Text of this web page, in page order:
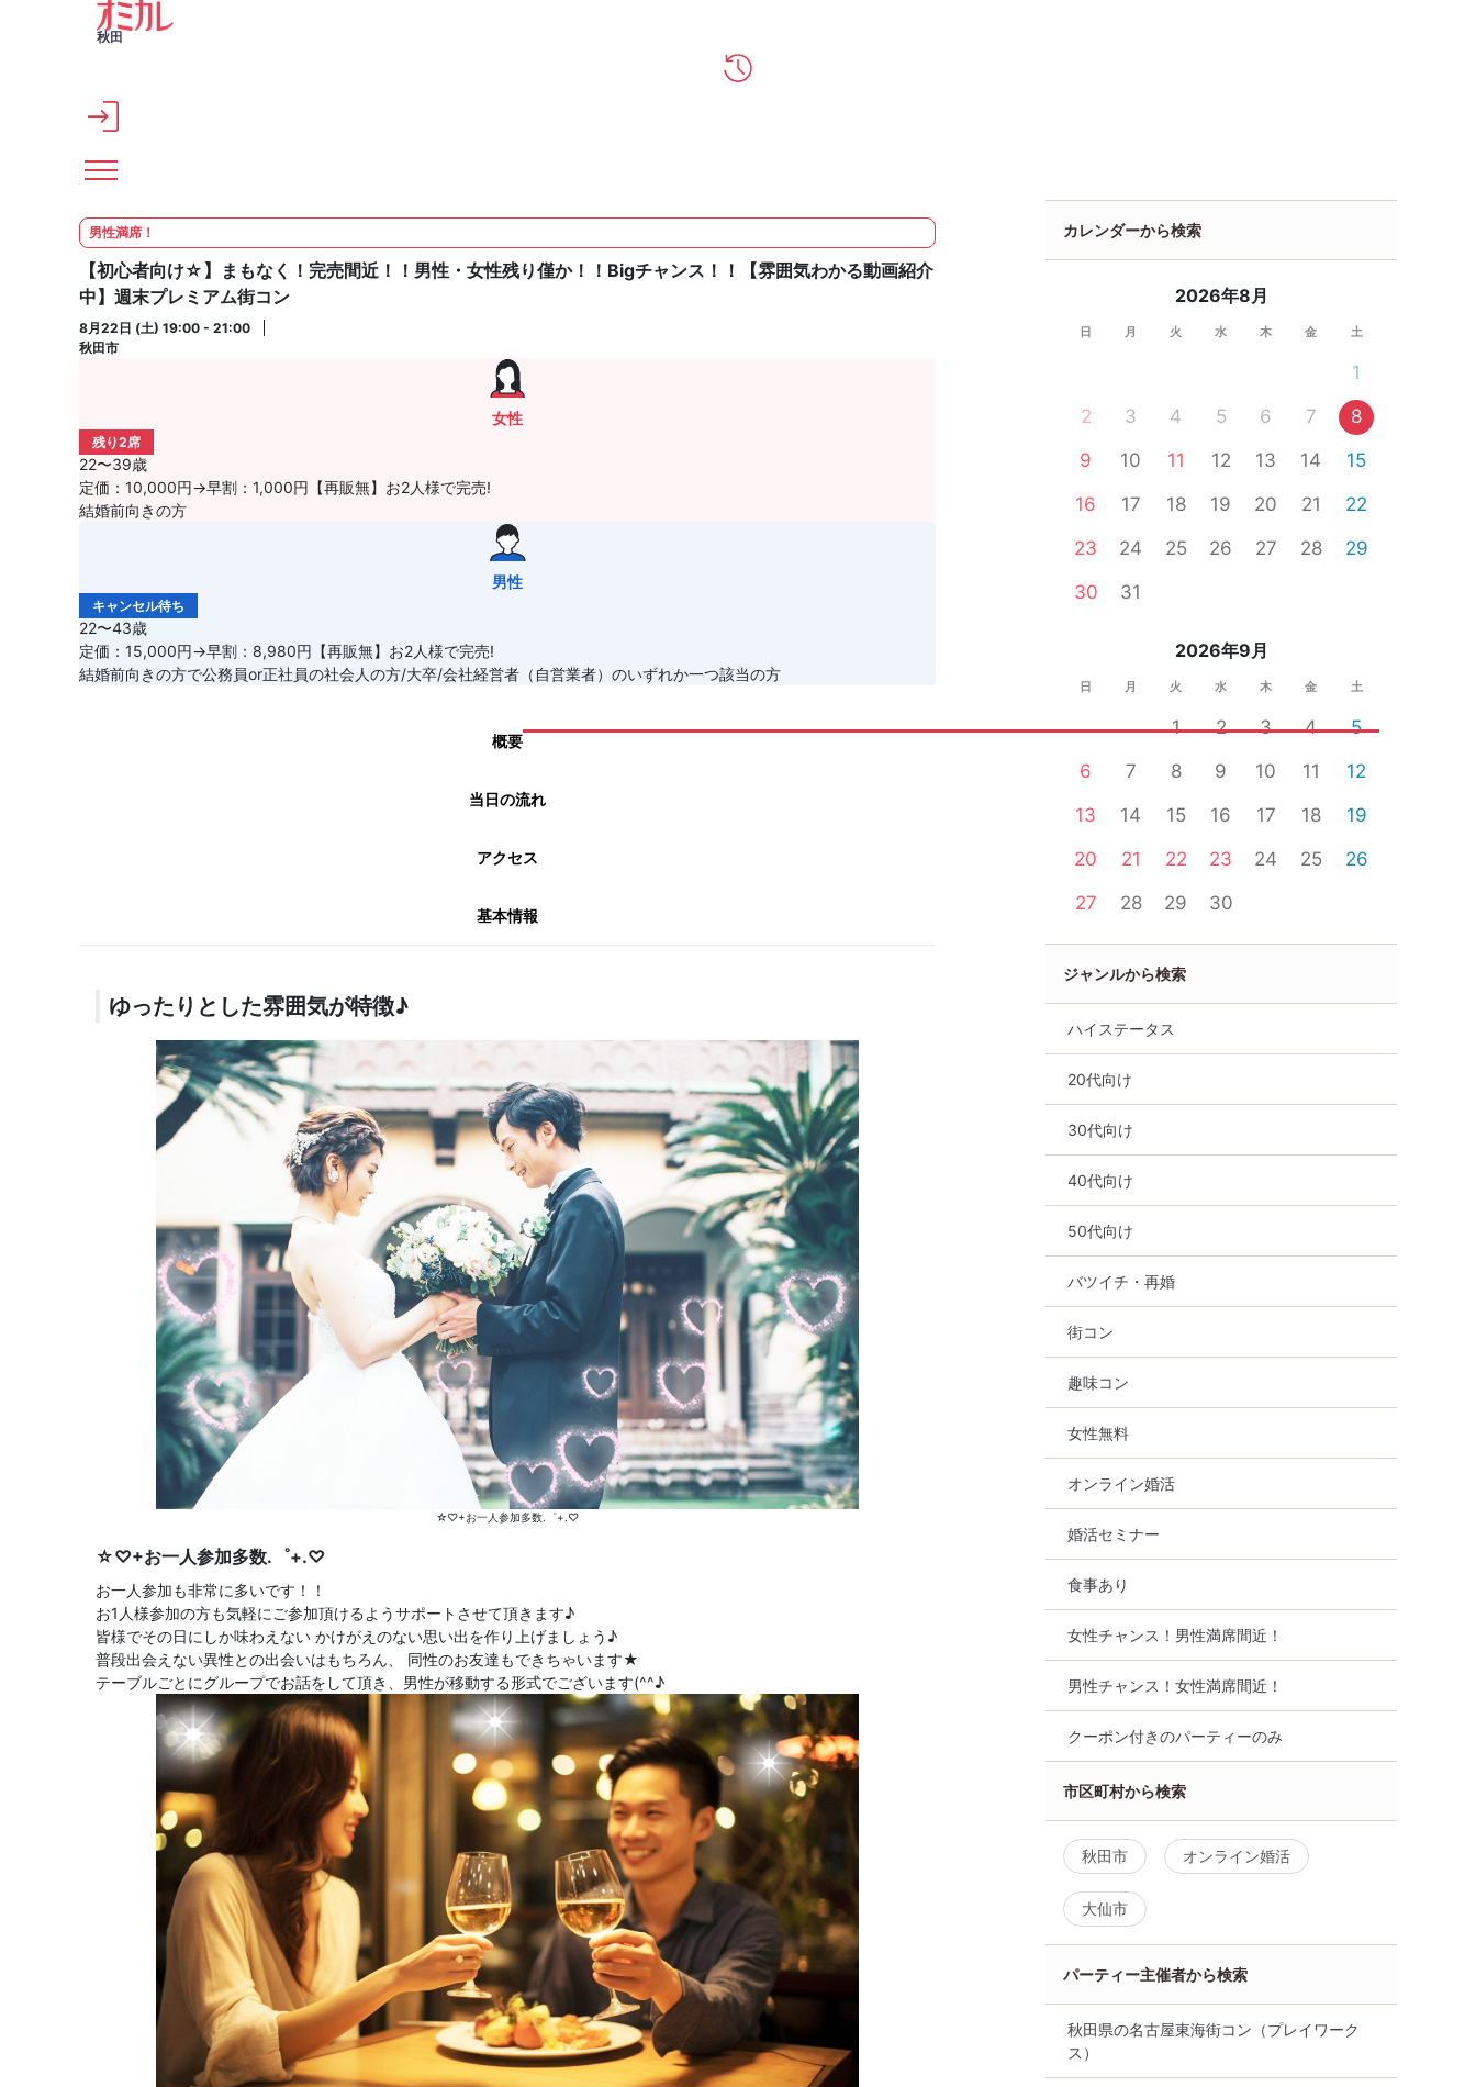
メインコンテンツへスキップ
秋田
男性満席！
【初心者向け☆】まもなく！完売間近！！男性・女性残り僅か！！Bigチャンス！！【雰囲気わかる動画紹介
中】週末プレミアム街コン
8月22日 (土) 19:00 - 21:00
秋田市
女性
残り2席
22〜39歳
定価：10,000円→早割：1,000円【再販無】お2人様で完売!
結婚前向きの方
男性
キャンセル待ち
22〜43歳
定価：15,000円→早割：8,980円【再販無】お2人様で完売!
結婚前向きの方で公務員or正社員の社会人の方/大卒/会社経営者（自営業者）のいずれか一つ該当の方
概要
当日の流れ
アクセス
基本情報
ゆったりとした雰囲気が特徴♪
☆♡+お一人参加多数.゜+.♡
☆♡+お一人参加多数.゜+.♡
お一人参加も非常に多いです！！
お1人様参加の方も気軽にご参加頂けるようサポートさせて頂きます♪
皆様でその日にしか味わえない かけがえのない思い出を作り上げましょう♪
普段出会えない異性との出会いはもちろん、 同性のお友達もできちゃいます★
テーブルごとにグループでお話をして頂き、男性が移動する形式でございます(^^♪
カレンダーから検索
2026年8月
日 月 火 水 木 金 土
1
2
3 4 5 6 7
8
9
10 11 12 13 14
15
16
17 18 19 20 21
22
23
24 25 26 27 28
29
30
31
2026年9月
日 月 火 水 木 金 土
1 2 3 4
5
6
7 8 9 10 11
12
13
14 15 16 17 18
19
20
21 22 23 24 25
26
27
28 29 30
ジャンルから検索
ハイステータス
20代向け
30代向け
40代向け
50代向け
バツイチ・再婚
街コン
趣味コン
女性無料
オンライン婚活
婚活セミナー
食事あり
女性チャンス！男性満席間近！
男性チャンス！女性満席間近！
クーポン付きのパーティーのみ
市区町村から検索
秋田市 オンライン婚活
大仙市
パーティー主催者から検索
秋田県の名古屋東海街コン（プレイワーク
ス）